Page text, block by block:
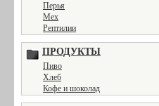
Перья
Мех
Рептилии
ПРОДУКТЫ
Пиво
Хлеб
Кофе и шоколад